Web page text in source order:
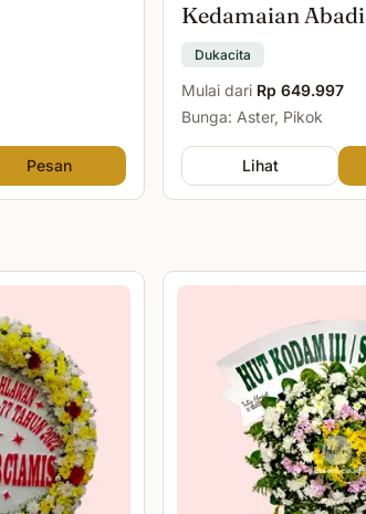
Pesan
Kedamaian Abadi
Dukacita
Mulai dari Rp 649.997
Bunga: Aster, Pikok
Lihat